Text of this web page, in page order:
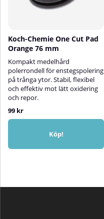
nya eller torra pads lätt med
film bildas – då är slipkornen helt
nedbrutna. Torka bort rester
med en mjuk mikrofiberduk för
en perfekt hologramfri glans.
Koch-Chemie One Cut Pad
Orange 76 mm
Kompakt medelhård
polerrondell för enstegspolering
på trånga ytor. Stabil, flexibel
och effektiv mot lätt oxidering
och repor.
99 kr
Köp!